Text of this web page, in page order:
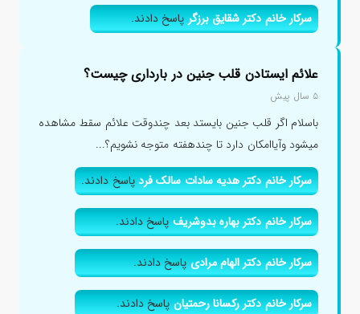
سرکار خانم دکتر شقایق برزگرپاسخ دادند.
علائم ایستادن قلب جنین در بارداری چیست؟
۵ سال پیش
باسلام اگر قلب جنین بایستد بعد چندوقت علائم سقط مشاهده
میشود وآیاامکان دارد تا چندهفته متوجه نشویم؟...
سرکار خانم دکتر هدیه سادات سالک فردپاسخ دادند.
سرکار خانم دکتر بهاره بدوشریفپاسخ دادند.
سرکار خانم دکتر الهام مرادیپاسخ دادند.
سرکار خانم دکتر رکسانا رحمتیانپاسخ دادند.